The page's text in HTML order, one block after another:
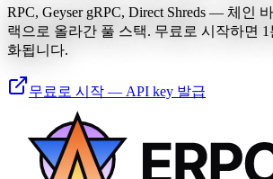
RPC, Geyser gRPC, Direct Shreds — 체인
랙으로 올라간 풀 스택. 무료로 시작하면 1
화됩니다.
무료로 시작 — API key 발급